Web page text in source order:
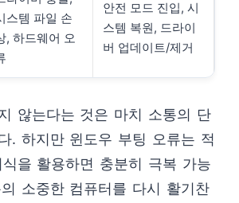
스템 파일 손
, 하드웨어 오
안전 모드 진입, 시
스템 복원, 드라이
버 업데이트/제거
않는다는 것은 마치 소통의 단
. 하지만 윈도우 부팅 오류는 적
을 활용하면 충분히 극복 가능
소중한 컴퓨터를 다시 활기찬